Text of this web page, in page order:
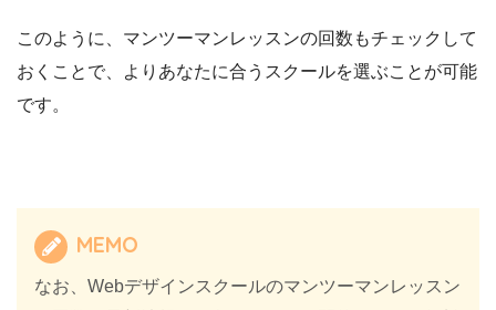
このように、マンツーマンレッスンの回数もチェックして
おくことで、よりあなたに合うスクールを選ぶことが可能
です。
MEMO
なお、Webデザインスクールのマンツーマンレッスン